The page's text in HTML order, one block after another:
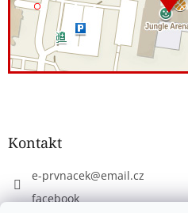
Kontakt
e-prvnacek@email.cz
facebook